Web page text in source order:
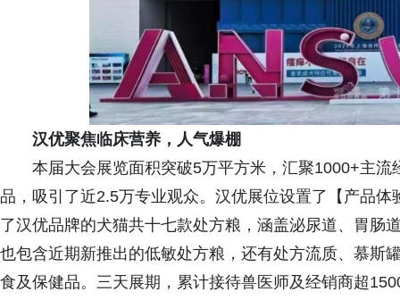
汉优聚焦临床营养，人气爆棚
本届大会展览面积突破5万平方米，汇聚1000+主
品，吸引了近2.5万专业观众。汉优展位设置了【产品
了汉优品牌的犬猫共十七款处方粮，涵盖泌尿道、胃肠
也包含近期新推出的低敏处方粮，还有处方流质、慕斯
食及保健品。三天展期，累计接待兽医师及经销商超